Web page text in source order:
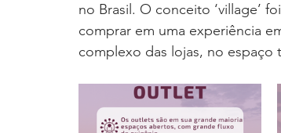
no Brasil. O conceito ‘village’
comprar em uma experiência
complexo das lojas, no espaço